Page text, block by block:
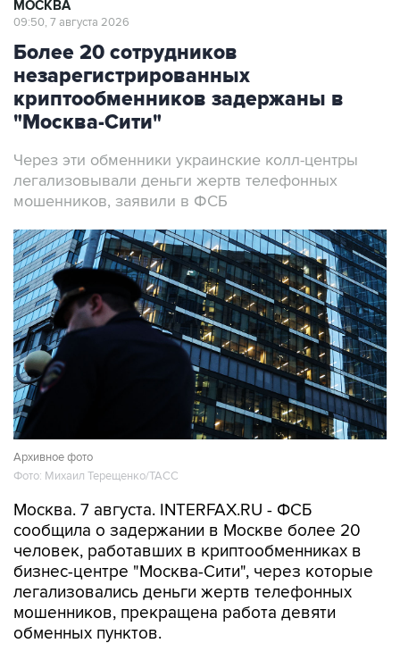
МОСКВА
09:50, 7 августа 2026
Более 20 сотрудников
незарегистрированных
криптообменников задержаны в
"Москва-Сити"
Через эти обменники украинские колл-центры
легализовывали деньги жертв телефонных
мошенников, заявили в ФСБ
Архивное фото
Фото: Михаил Терещенко/ТАСС
Москва. 7 августа. INTERFAX.RU - ФСБ
сообщила о задержании в Москве более 20
человек, работавших в криптообменниках в
бизнес-центре "Москва-Сити", через которые
легализовались деньги жертв телефонных
мошенников, прекращена работа девяти
обменных пунктов.